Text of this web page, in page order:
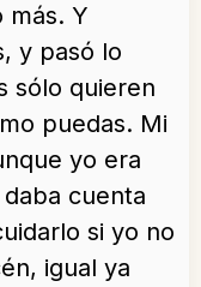
más. Y
y pasó lo
sólo quieren
puedas. Mi
yo era
cuenta
si yo no
igual ya